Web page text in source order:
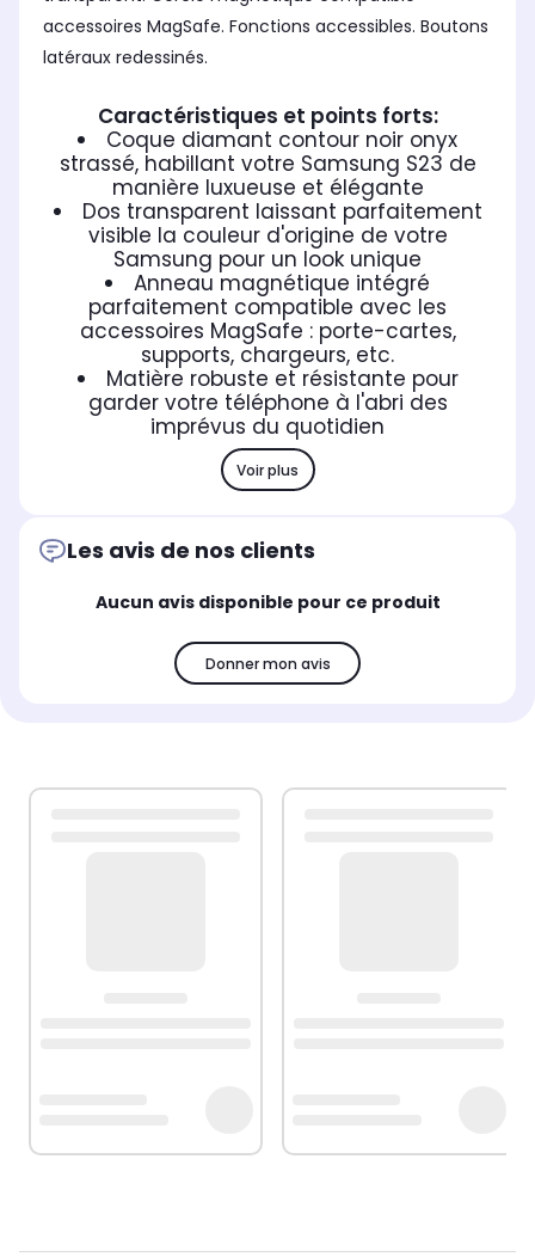
accessoires MagSafe. Fonctions accessibles. Boutons
latéraux redessinés.
Caractéristiques et points forts:
Coque diamant contour noir onyx
strassé, habillant votre Samsung S23 de
manière luxueuse et élégante
Dos transparent laissant parfaitement
visible la couleur d'origine de votre
Samsung pour un look unique
Anneau magnétique intégré
parfaitement compatible avec les
accessoires MagSafe : porte-cartes,
supports, chargeurs, etc.
Matière robuste et résistante pour
garder votre téléphone à l'abri des
imprévus du quotidien
Voir plus
Les avis de nos clients
Aucun avis disponible pour ce produit
Donner mon avis